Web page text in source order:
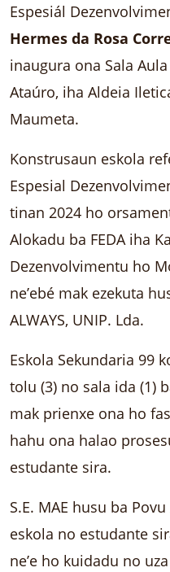
Espesiál
Hermes da Rosa
inaugura ona Sala
Ataúro, iha Aldeia
Maumeta.
Konstrusaun eskola
Espesial
tinan 2024 ho
Alokadu ba FEDA iha
Dezenvolvimentu ho
ne’ebé mak ezekuta
ALWAYS, UNIP. Lda.
Eskola Sekundaria 99
tolu (3) no sala ida (1)
mak prienxe ona ho
hahu ona halao
estudante sira.
S.E. MAE husu ba
eskola no estudante
ne’e ho kuidadu no